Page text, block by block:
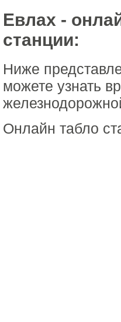
Евлах -
станции:
Ниже
можете узнать
Онлайн табло